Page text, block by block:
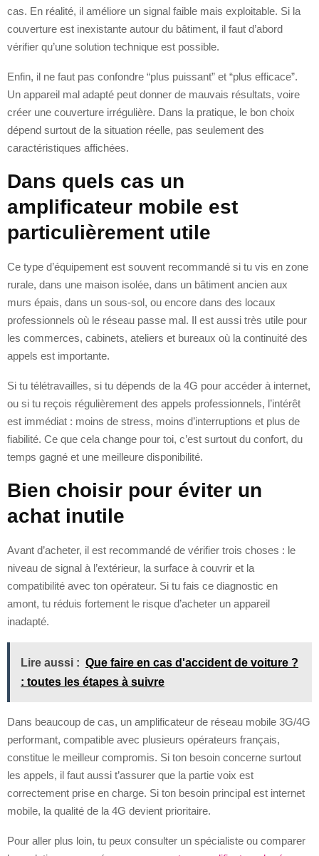
cas. En réalité, il améliore un signal faible mais exploitable. Si la
couverture est inexistante autour du bâtiment, il faut d’abord
vérifier qu’une solution technique est possible.
Enfin, il ne faut pas confondre “plus puissant” et “plus efficace”.
Un appareil mal adapté peut donner de mauvais résultats, voire
créer une couverture irrégulière. Dans la pratique, le bon choix
dépend surtout de la situation réelle, pas seulement des
caractéristiques affichées.
Dans quels cas un
amplificateur mobile est
particulièrement utile
Ce type d’équipement est souvent recommandé si tu vis en zone
rurale, dans une maison isolée, dans un bâtiment ancien aux
murs épais, dans un sous-sol, ou encore dans des locaux
professionnels où le réseau passe mal. Il est aussi très utile pour
les commerces, cabinets, ateliers et bureaux où la continuité des
appels est importante.
Si tu télétravailles, si tu dépends de la 4G pour accéder à internet,
ou si tu reçois régulièrement des appels professionnels, l’intérêt
est immédiat : moins de stress, moins d’interruptions et plus de
fiabilité. Ce que cela change pour toi, c’est surtout du confort, du
temps gagné et une meilleure disponibilité.
Bien choisir pour éviter un
achat inutile
Avant d’acheter, il est recommandé de vérifier trois choses : le
niveau de signal à l’extérieur, la surface à couvrir et la
compatibilité avec ton opérateur. Si tu fais ce diagnostic en
amont, tu réduis fortement le risque d’acheter un appareil
inadapté.
Lire aussi : Que faire en cas d'accident de voiture ?
: toutes les étapes à suivre
Dans beaucoup de cas, un amplificateur de réseau mobile 3G/4G
performant, compatible avec plusieurs opérateurs français,
constitue le meilleur compromis. Si ton besoin concerne surtout
les appels, il faut aussi t’assurer que la partie voix est
correctement prise en charge. Si ton besoin principal est internet
mobile, la qualité de la 4G devient prioritaire.
Pour aller plus loin, tu peux consulter un spécialiste ou comparer